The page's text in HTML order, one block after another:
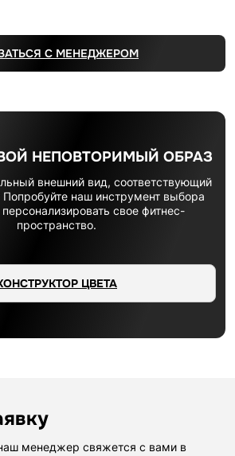
С МЕНЕДЖЕРОМ
НЕПОВТОРИМЫЙ ОБРАЗ
внешний вид, соответствующий
наш инструмент выбора
свое фитнес-
пространство.
ЦВЕТА
менеджер свяжется с вами в